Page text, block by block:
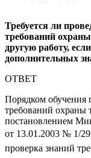
Требуется ли
требований
другую работу,
дополнительных
ОТВЕТ
Порядком обучения
требований охраны
постановлением
от 13.01.2003 № 1/29,
проверка знаний